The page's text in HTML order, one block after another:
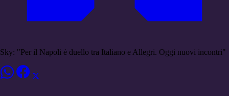
Sky: "Per il Napoli è duello tra Italiano e Allegri. Oggi nuovi incontri"